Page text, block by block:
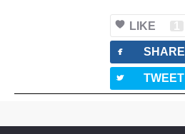
LIKE
facebook SHARE
twitterbird TWEET